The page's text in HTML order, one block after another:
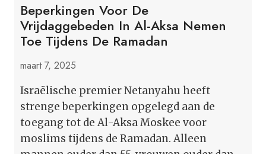
Beperkingen Voor De
Vrijdaggebeden In Al-Aksa Nemen
Toe Tijdens De Ramadan
maart 7, 2025
Israëlische premier Netanyahu heeft
strenge beperkingen opgelegd aan de
toegang tot de Al-Aksa Moskee voor
moslims tijdens de Ramadan. Alleen